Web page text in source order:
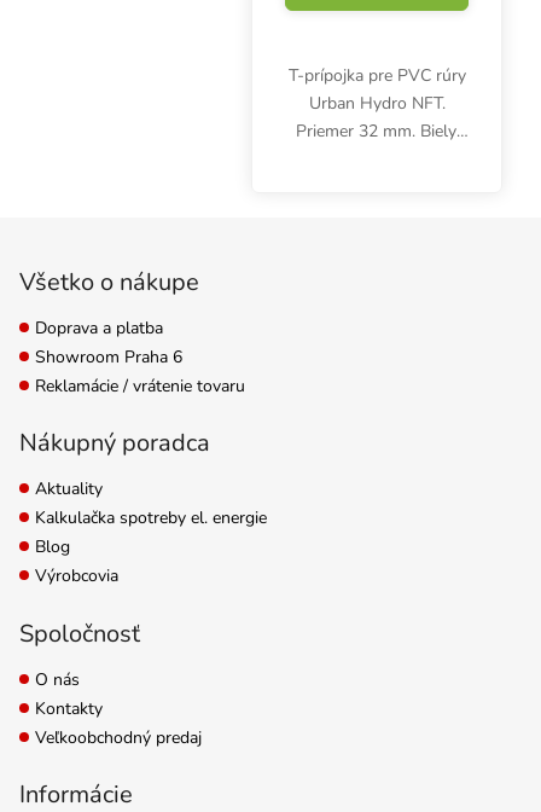
T-prípojka pre PVC rúry
Urban Hydro NFT.
Priemer 32 mm. Biely,
Všetko o nákupe
Doprava a platba
Showroom Praha 6
Reklamácie / vrátenie tovaru
Nákupný poradca
Aktuality
Kalkulačka spotreby el. energie
Blog
Výrobcovia
Spoločnosť
O nás
Kontakty
Veľkoobchodný predaj
Informácie